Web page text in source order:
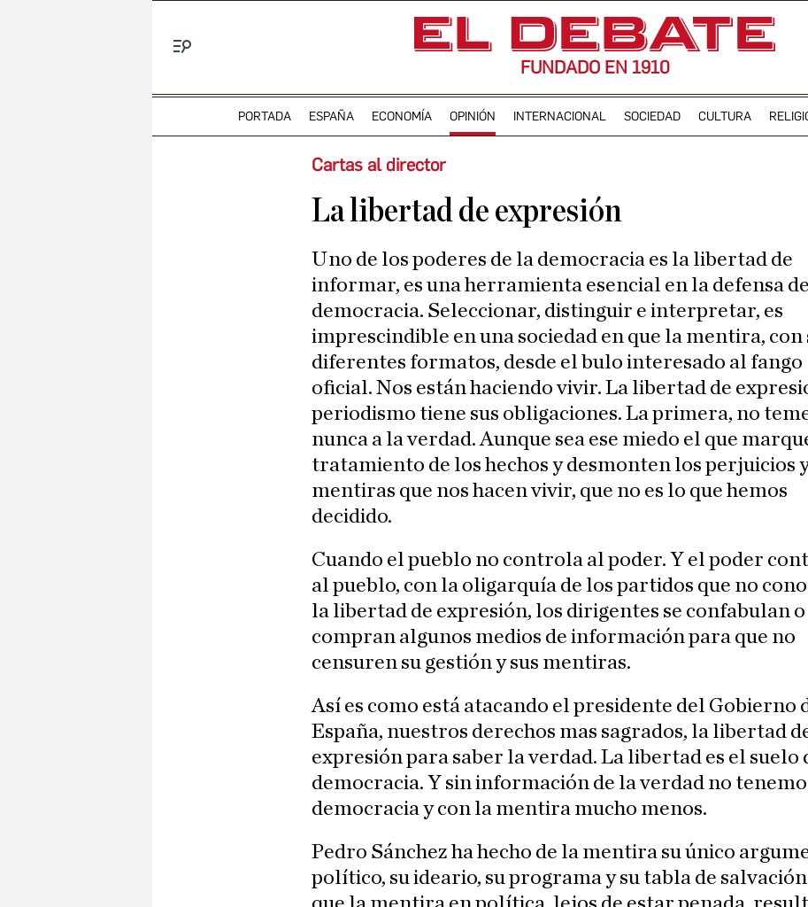
FUNDADO EN 1910
PORTADA ESPAÑA ECONOMÍA OPINIÓN INTERNACIONAL SOCIEDAD CULTURA
Cartas al director
La libertad de expresión
Uno de los poderes de la democracia es la libertad de
informar, es una herramienta esencial en la defensa
democracia. Seleccionar, distinguir e interpretar, es
imprescindible en una sociedad en que la mentira, con
diferentes formatos, desde el bulo interesado al fango
oficial. Nos están haciendo vivir. La libertad de
periodismo tiene sus obligaciones. La primera, no
nunca a la verdad. Aunque sea ese miedo el que
tratamiento de los hechos y desmonten los perjuicios
mentiras que nos hacen vivir, que no es lo que hemos
decidido.
Cuando el pueblo no controla al poder. Y el poder
al pueblo, con la oligarquía de los partidos que no
la libertad de expresión, los dirigentes se confabulan o
compran algunos medios de información para que no
censuren su gestión y sus mentiras.
Así es como está atacando el presidente del Gobierno
España, nuestros derechos mas sagrados, la libertad
expresión para saber la verdad. La libertad es el suelo
democracia. Y sin información de la verdad no
democracia y con la mentira mucho menos.
Pedro Sánchez ha hecho de la mentira su único
político, su ideario, su programa y su tabla de